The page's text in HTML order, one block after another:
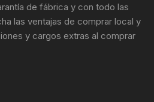
de fábrica y con todo las
las ventajas de comprar local y
y cargos extras al comprar